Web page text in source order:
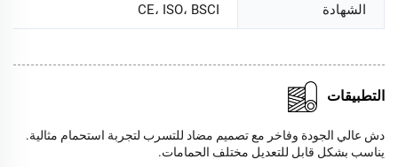
الشهادة CE، ISO، BSCI
التطبيقات
دش عالي الجودة وفاخر مع تصميم مضاد للتسرب لتجربة استحمام مثالية.
يناسب بشكل قابل للتعديل مختلف الحمامات.